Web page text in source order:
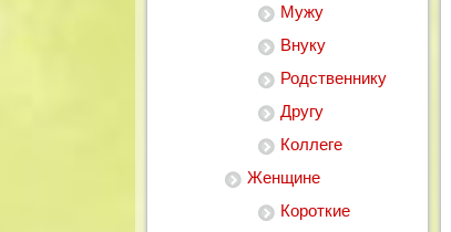
Мужу
Внуку
Родственнику
Другу
Коллеге
Женщине
Короткие